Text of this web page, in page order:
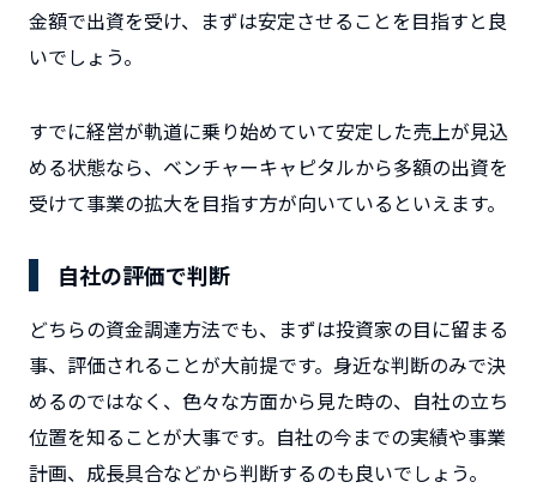
金額で出資を受け、まずは安定させることを目指すと良
いでしょう。
すでに経営が軌道に乗り始めていて安定した売上が見込
める状態なら、ベンチャーキャピタルから多額の出資を
受けて事業の拡大を目指す方が向いているといえます。
自社の評価で判断
どちらの資金調達方法でも、まずは投資家の目に留まる
事、評価されることが大前提です。身近な判断のみで決
めるのではなく、色々な方面から見た時の、自社の立ち
位置を知ることが大事です。自社の今までの実績や事業
計画、成長具合などから判断するのも良いでしょう。